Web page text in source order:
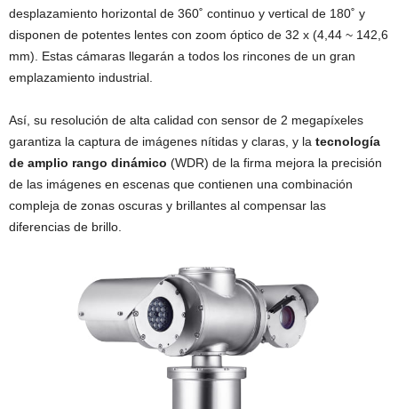
desplazamiento horizontal de 360˚ continuo y vertical de 180˚ y
disponen de potentes lentes con zoom óptico de 32 x (4,44 ~ 142,6
mm). Estas cámaras llegarán a todos los rincones de un gran
emplazamiento industrial.
Así, su resolución de alta calidad con sensor de 2 megapíxeles
garantiza la captura de imágenes nítidas y claras, y la tecnología
de amplio rango dinámico (WDR) de la firma mejora la precisión
de las imágenes en escenas que contienen una combinación
compleja de zonas oscuras y brillantes al compensar las
diferencias de brillo.